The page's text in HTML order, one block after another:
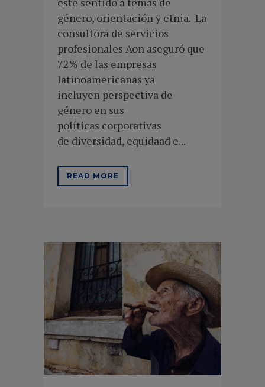
género, orientación y etnia. La
consultora de servicios
profesionales Aon aseguró que
72% de las empresas
latinoamericanas ya
incluyen perspectiva de
género en sus
políticas corporativas
de diversidad, equidaad e...
READ MORE